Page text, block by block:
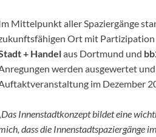
Mittelpunkt aller Spaziergänge
Ort mit Partizipation
+ Handelaus Dortmund und
werden ausgewertet
im Dezember
Innenstadtkonzept bildet eine
dass die Innenstadtspaziergänge